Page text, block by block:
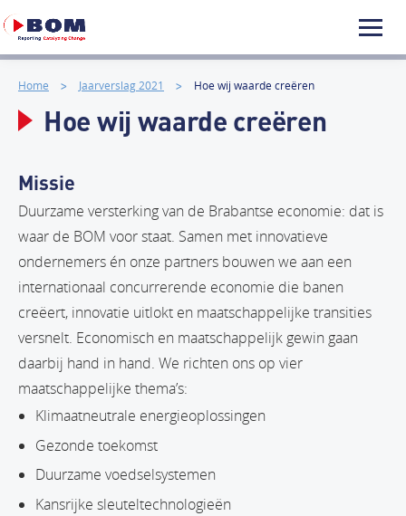
Home Jaarverslag 2021 Hoe wij waarde creëren
Hoe wij waarde creëren
Missie
Duurzame versterking van de Brabantse economie: dat is
waar de BOM voor staat. Samen met innovatieve
ondernemers én onze partners bouwen we aan een
internationaal concurrerende economie die banen
creëert, innovatie uitlokt en maatschappelijke transities
versnelt. Economisch en maatschappelijk gewin gaan
daarbij hand in hand. We richten ons op vier
maatschappelijke thema’s:
Klimaatneutrale energieoplossingen
Gezonde toekomst
Duurzame voedselsystemen
Kansrijke sleuteltechnologieën